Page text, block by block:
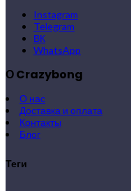
Instagram
Telegram
ВК
WhatsApp
О Crazybong
О нас
Доставка и оплата
Контакты
Блог
Теги